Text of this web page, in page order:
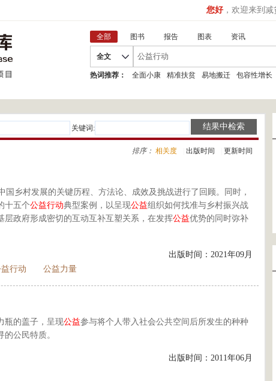
您好 ，欢迎来到
全部 图书 报告 图表 资讯
全文
热词推荐： 全面小康 精准扶贫 易地搬迁 包容性增长
关键词:
排序： 相关度 出版时间 更新时间
国乡村发展的关键历程、方法论、成效及挑战进行了回顾。同时，
十五个公益行动典型案例，以呈现公益组织如何找准与乡村振兴战
层政府形成密切的互动互补互塑关系，在发挥公益优势的同时弥补
出版时间：2021年09月
行动 公益力量
瓶的盖子，呈现公益参与将个人带入社会公共空间后所发生的种种
公民特质。
出版时间：2011年06月